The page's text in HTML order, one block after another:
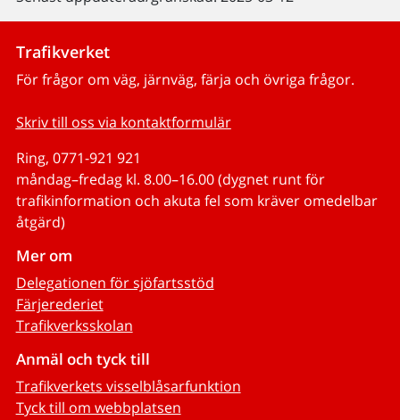
Trafikverket
För frågor om väg, järnväg, färja och övriga frågor.
Skriv till oss via kontaktformulär
Ring, 0771-921 921
måndag–fredag kl. 8.00–16.00 (dygnet runt för
trafikinformation och akuta fel som kräver omedelbar
åtgärd)
Mer om
Delegationen för sjöfartsstöd
Färjerederiet
Trafikverksskolan
Anmäl och tyck till
Trafikverkets visselblåsarfunktion
Tyck till om webbplatsen